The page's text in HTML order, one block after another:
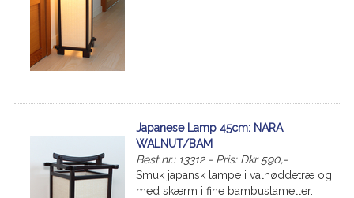
Japanese Lamp 45cm: NARA
WALNUT/BAM
Best.nr.: 13312 - Pris: Dkr 590,-
Smuk japansk lampe i valnøddetræ og
med skærm i fine bambuslameller.